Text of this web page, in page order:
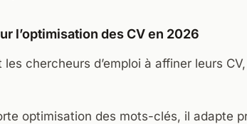
l’optimisation des CV en 2026
les chercheurs d’emploi à affiner leurs
optimisation des mots-clés, il adapte